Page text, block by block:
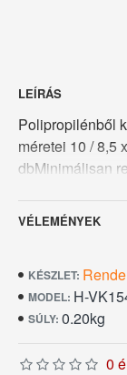
LEÍRÁS
Polipropilénből
méretei 10 / 8,5
dbMinimálisan
VÉLEMÉNYEK
KÉSZLET:
MODEL: H-
SÚLY: 0.20kg
0